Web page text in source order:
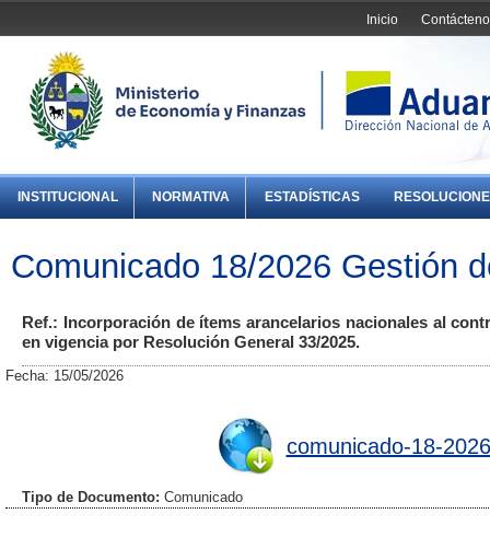
Inicio
INSTITUCIONAL NORMATIVA ESTADÍSTICAS
Comunicado 18/2026 Gestión
Ref.: Incorporación de ítems arancelarios nacionales al
en vigencia por Resolución General 33/2025.
Fecha: 15/05/2026
comunicado-18-
Tipo de Documento: Comunicado